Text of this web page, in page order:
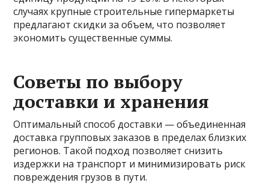
случаях крупные строительные гипермаркеты
предлагают скидки за объем, что позволяет
экономить существенные суммы.
Советы по выбору
доставки и хранения
Оптимальный способ доставки — объединенная
доставка групповых заказов в пределах близких
регионов. Такой подход позволяет снизить
издержки на транспорт и минимизировать риск
повреждения грузов в пути.